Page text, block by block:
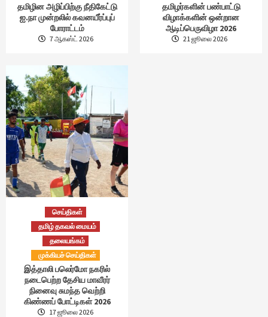
தமிழின அழிப்பிற்கு நீதிகேட்டு
ஐ.நா முன்றலில் கவனயீர்ப்புப்
போராட்டம்
7 ஆகஸ்ட் 2026
தமிழர்களின் பண்பாட்டு
விழாக்களின் ஒன்றான
ஆடிப்பெருவிழா 2026
21 ஜூலை 2026
செய்திகள்
தமிழ் தகவல் மையம்
தலையங்கம்
முக்கியச் செய்திகள்
இத்தாலி பலெர்மோ நகரில்
நடைபெற்ற தேசிய மாவீரர்
நினைவு சுமந்த வெற்றி
கிண்ணப் போட்டிகள் 2026
17 ஜூலை 2026